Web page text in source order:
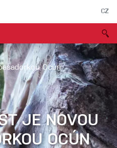
CZ
Ocún
JE NOVOU
OCÚN